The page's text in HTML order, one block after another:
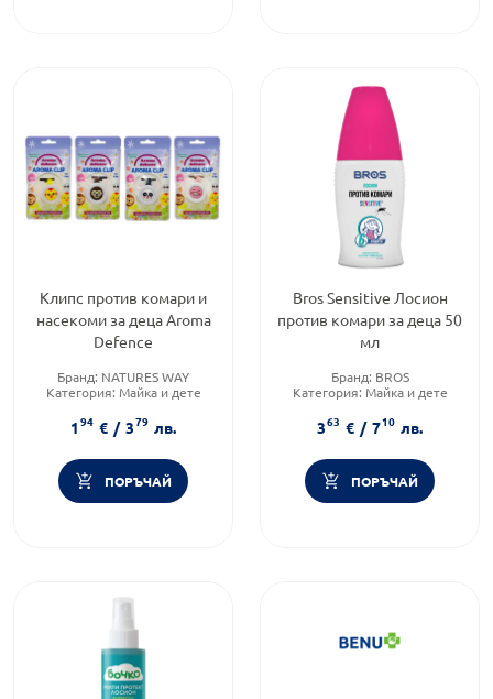
Клипс против комари и
насекоми за деца Aroma
Defence
Бранд: NATURES WAY
Категория: Майка и дете
194 € / 379 лв.
ПОРЪЧАЙ
Bros Sensitive Лосион
против комари зa деца 50
мл
Бранд: BROS
Категория: Майка и дете
363 € / 710 лв.
ПОРЪЧАЙ